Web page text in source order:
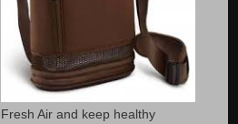
Fresh Air and keep healthy